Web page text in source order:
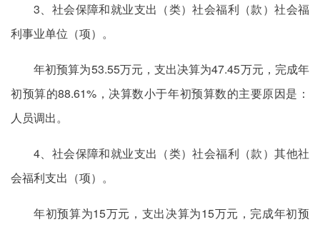
3、社会保障和就业支出（类）社会福利（款）社会福
利事业单位（项）。
年初预算为53.55万元，支出决算为47.45万元，完成年
初预算的88.61%，决算数小于年初预算数的主要原因是：
人员调出。
4、社会保障和就业支出（类）社会福利（款）其他社
会福利支出（项）。
年初预算为15万元，支出决算为15万元，完成年初预